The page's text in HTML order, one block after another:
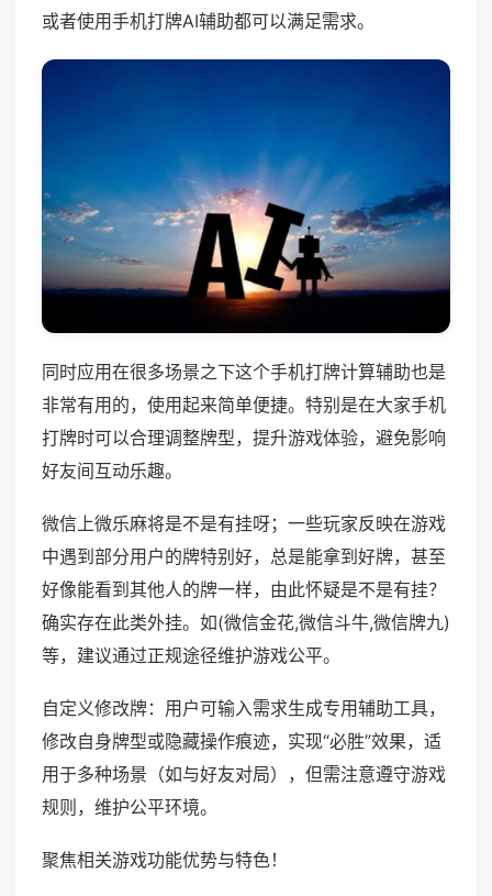
或者使用手机打牌AI辅助都可以满足需求。
同时应用在很多场景之下这个手机打牌计算辅助也是
非常有用的，使用起来简单便捷。特别是在大家手机
打牌时可以合理调整牌型，提升游戏体验，避免影响
好友间互动乐趣。
微信上微乐麻将是不是有挂呀；一些玩家反映在游戏
中遇到部分用户的牌特别好，总是能拿到好牌，甚至
好像能看到其他人的牌一样，由此怀疑是不是有挂？
确实存在此类外挂。如(微信金花,微信斗牛,微信牌九)
等，建议通过正规途径维护游戏公平。
自定义修改牌：用户可输入需求生成专用辅助工具，
修改自身牌型或隐藏操作痕迹，实现“必胜”效果，适
用于多种场景（如与好友对局），但需注意遵守游戏
规则，维护公平环境。
聚焦相关游戏功能优势与特色！